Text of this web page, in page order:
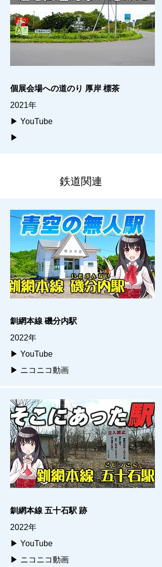
個展会場への道のり 厚岸 標茶
2021年
▶ YouTube
▶
鉄道関連
釧網本線 磯分内駅
2022年
▶ YouTube
▶ ニコニコ動画
釧網本線 五十石駅 跡
2022年
▶ YouTube
▶ ニコニコ動画